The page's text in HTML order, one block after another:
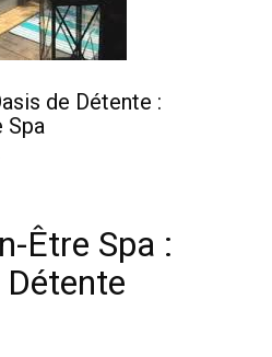
de Détente :
Spa
Être Spa :
Détente